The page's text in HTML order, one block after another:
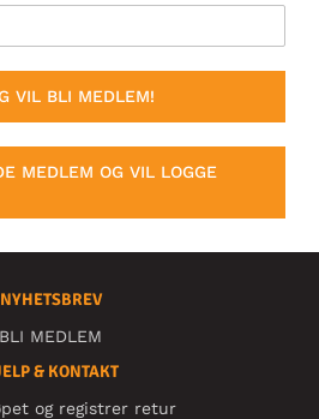
VIL BLI MEDLEM!
MEDLEM OG VIL LOGGE
NYHETSBREV
BLI MEDLEM
& KONTAKT
og registrer retur